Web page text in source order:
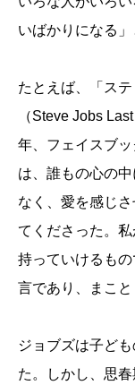
いばかりになる
たとえば、「ス
（Steve Jobs
年、フェイスブ
は、誰もの心の
なく、愛を感じ
てくださった。
持っていけるも
言であり、まこと
ジョブズは子ど
た。しかし、思